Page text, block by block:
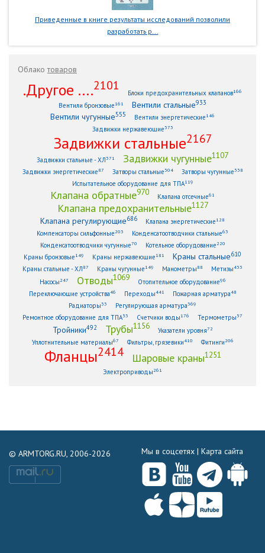
Приведенные в книге результаты исследований позволили
разработать р...
Облакотоваров
.Другое ....2101
Блоки предохранительных клапанов166
Вентили бронзовые161 Вентили стальные933
Вентили чугунные555 Вентили энергетические146
Задвижки нержавеющие373
Задвижки стальные2167
Задвижки стальные - ХЛ371 Задвижки чугунные1107
Задвижки энергетические87 Затворы стальные304 Затворы чугунные338
Испытательное оборудование для ТПА119
Клапана обратные970 Клапана отсечные61
Клапана предохранительные1127
Клапана регулирующие686 Клапана энергетические128
Компенсаторы сильфонные 203 Конденсатоотводчики стальные63
Конденсатоотводчики чугунные70 Котельное оборудование 220
Краны бронзовые149 Краны нержавеющие181 Краны стальные610
Краны стальные - ХЛ87 Краны чугунные149 Манометры88 Метизы433
Насосы 247 Отводы1069 Отопительное оборудование96
Переключающие устройства46 Переходы441 Пожарная арматура48
Радиаторы33 Регулирующая арматура369
Ремонтное оборудование для ТПА53 Счетчики воды176 Термометры 57
Тройники492 Трубы1156 Указатели уровня72
Уплотнительные материалы67 Фильтры, грязевики410 Фитинги 206
Фланцы2414 Шаровые краны1251
Электроприводы 261
© ARMTORG.RU, 2006-2026 Мы в соцсетях | Карта сайта